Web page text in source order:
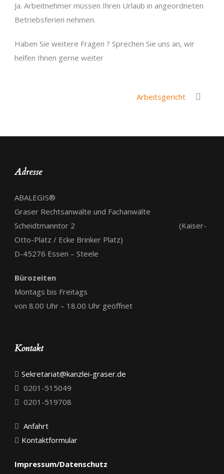
Ja. Arbeitnehmer müssen Ihren Urlaub in angeordneten
Betriebsferien nehmen.
Haben Sie weitere Fragen ? Sprechen Sie uns an, wir
helfen Ihnen gerne weiter
Arbeitsgericht
Adresse
ABALEGIS®
Graser Rechtsanwälte und Fachanwälte
Scheidtmanntor 2 (Kaiser-
Otto-Platz / Ecke Brinker Platz)
D-45276 Essen – Steele
Bürozeiten
Montags bis Freitags
von 8.00 Uhr – 18.00 Uhr geöffnet
Kontakt
Sekretariat@kanzlei-graser.de
0201-515049
0201-519708
Anfahrt
Kontaktformular
Impressum/Datenschutz